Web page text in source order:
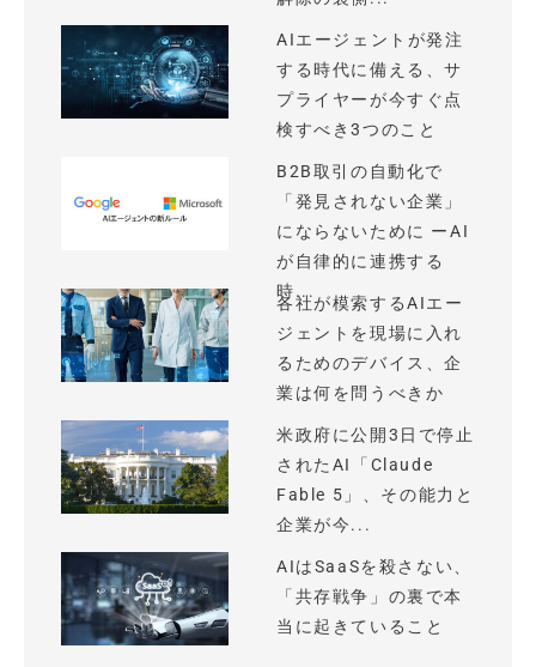
AIエージェントが発注
する時代に備える、サ
プライヤーが今すぐ点
検すべき3つのこと
B2B取引の自動化で
「発見されない企業」
にならないために ーAI
が自律的に連携する
時...
各社が模索するAIエー
ジェントを現場に入れ
るためのデバイス、企
業は何を問うべきか
米政府に公開3日で停止
されたAI「Claude
Fable 5」、その能力と
企業が今...
AIはSaaSを殺さない、
「共存戦争」の裏で本
当に起きていること